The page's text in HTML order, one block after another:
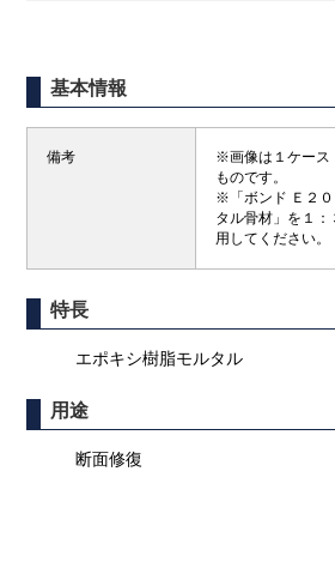
基本情報
備考
※画像は１ケース
ものです。
※「ボンド Ｅ２
タル骨材」を１
用してください。
特長
エポキシ樹脂モルタル
用途
断面修復